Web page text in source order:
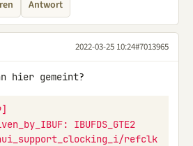
Antwort
2022-03-25 10:24#7013965
hier gemeint?
IBUFDS_GTE2
refclk